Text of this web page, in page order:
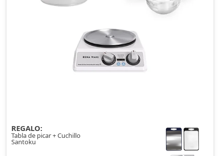
REGALO:
Tabla de picar + Cuchillo
Santoku